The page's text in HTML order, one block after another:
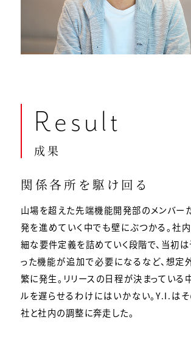
Result
成果
関係各所を駆け回る
山場を超えた先端機能開発部のメンバー
発を進めていく中でも壁にぶつかる。社
細な要件定義を詰めていく段階で、当初
った機能が追加で必要になるなど、想定
繁に発生。リリースの日程が決まっている
ルを遅らせるわけにはいかない。Y.I.は
社と社内の調整に奔走した。